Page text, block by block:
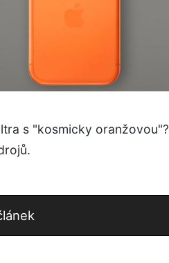
s "kosmicky oranžovou"?